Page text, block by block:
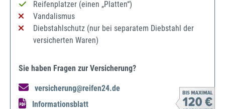
Reifenplatzer (einen „Platten“)
Vandalismus
Diebstahlschutz (nur bei separatem Diebstahl der
versicherten Waren)
Sie haben Fragen zur Versicherung?
versicherung@reifen24.de
Informationsblatt